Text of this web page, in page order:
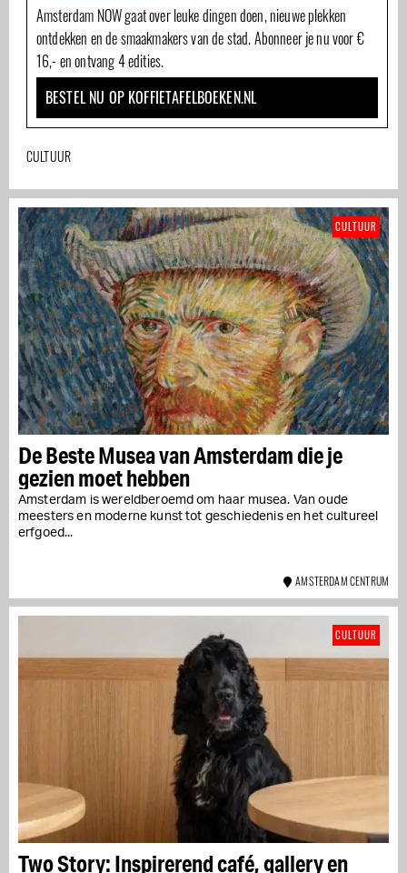
Amsterdam NOW gaat over leuke dingen doen, nieuwe plekken
ontdekken en de smaakmakers van de stad. Abonneer je nu voor €
16,- en ontvang 4 edities.
BESTEL NU OP KOFFIETAFELBOEKEN.NL
CULTUUR
De Beste Musea van Amsterdam die je
gezien moet hebben
Amsterdam is wereldberoemd om haar musea. Van oude
meesters en moderne kunst tot geschiedenis en het cultureel
erfgoed...
CULTUUR
AMSTERDAM CENTRUM
Two Story: Inspirerend café, gallery en
CULTUUR